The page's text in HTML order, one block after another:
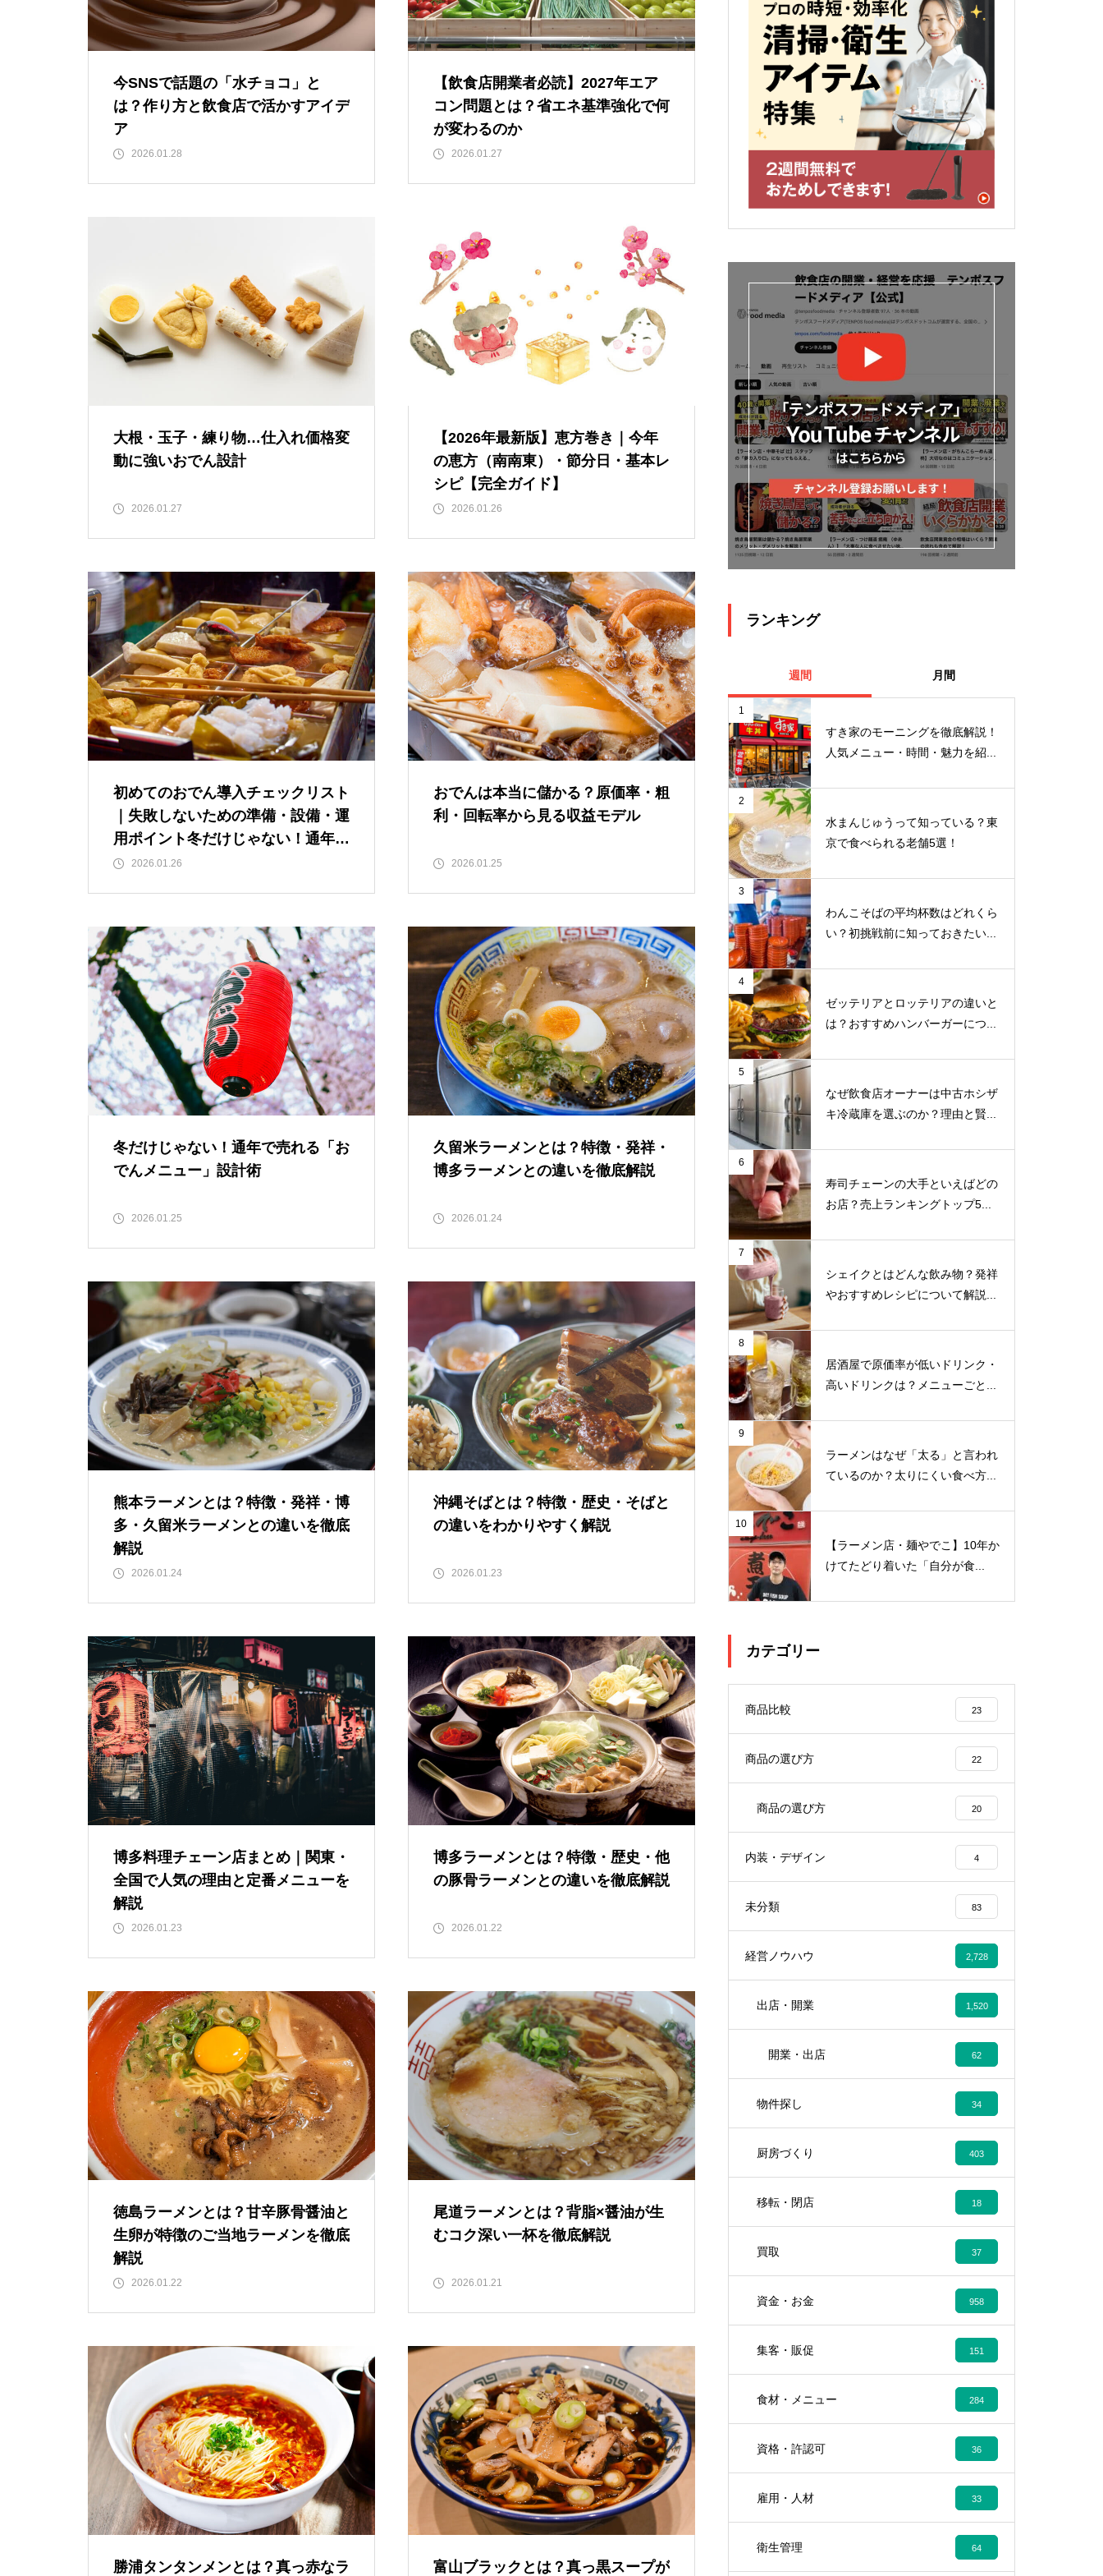
今SNSで話題の「水チョコ」と
は？作り方と飲食店で活かすアイデ
ア
2026.01.28
【飲食店開業者必読】2027年エア
コン問題とは？省エネ基準強化で何
が変わるのか
2026.01.27
大根・玉子・練り物…仕入れ価格変
動に強いおでん設計
2026.01.27
【2026年最新版】恵方巻き｜今年
の恵方（南南東）・節分日・基本レ
シピ【完全ガイド】
2026.01.26
初めてのおでん導入チェックリスト
｜失敗しないための準備・設備・運
用ポイント冬だけじゃない！通年で
売れる「おでんメニュー」設計術
2026.01.26
おでんは本当に儲かる？原価率・粗
利・回転率から見る収益モデル
2026.01.25
冬だけじゃない！通年で売れる「お
でんメニュー」設計術
2026.01.25
久留米ラーメンとは？特徴・発祥・
博多ラーメンとの違いを徹底解説
2026.01.24
熊本ラーメンとは？特徴・発祥・博
多・久留米ラーメンとの違いを徹底
解説
2026.01.24
沖縄そばとは？特徴・歴史・そばと
の違いをわかりやすく解説
2026.01.23
博多料理チェーン店まとめ｜関東・
全国で人気の理由と定番メニューを
解説
2026.01.23
博多ラーメンとは？特徴・歴史・他
の豚骨ラーメンとの違いを徹底解説
2026.01.22
徳島ラーメンとは？甘辛豚骨醤油と
生卵が特徴のご当地ラーメンを徹底
解説
2026.01.22
尾道ラーメンとは？背脂×醤油が生
むコク深い一杯を徹底解説
2026.01.21
勝浦タンタンメンとは？真っ赤なラ 富山ブラックとは？真っ黒スープが
ランキング
週間 月間
1
すき家のモーニングを徹底解説！
人気メニュー・時間・魅力を紹...
2
水まんじゅうって知っている？東
京で食べられる老舗5選！
3
わんこそばの平均杯数はどれくら
い？初挑戦前に知っておきたい...
4
ゼッテリアとロッテリアの違いと
は？おすすめハンバーガーにつ...
5
なぜ飲食店オーナーは中古ホシザ
キ冷蔵庫を選ぶのか？理由と賢...
6
寿司チェーンの大手といえばどの
お店？売上ランキングトップ5...
7
シェイクとはどんな飲み物？発祥
やおすすめレシピについて解説...
8
居酒屋で原価率が低いドリンク・
高いドリンクは？メニューごと...
9
ラーメンはなぜ「太る」と言われ
ているのか？太りにくい食べ方...
10
【ラーメン店・麺やでこ】10年か
けてたどり着いた「自分が食...
カテゴリー
商品比較 23
商品の選び方 22
商品の選び方 20
内装・デザイン 4
未分類 83
経営ノウハウ 2,728
出店・開業 1,520
開業・出店 62
物件探し 34
厨房づくり 403
移転・閉店 18
買取 37
資金・お金 958
集客・販促 151
食材・メニュー 284
資格・許認可 36
雇用・人材 33
衛生管理 64